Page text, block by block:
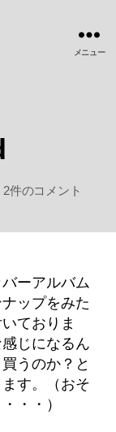
メニュー
Bank
2件のコメント
ーアルバム
ップをみた
ておりま
じになるん
うのか？と
す。（おそ
・・）